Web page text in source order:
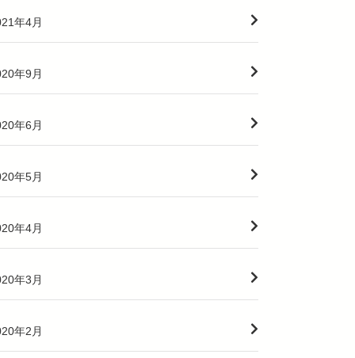
年4月
年9月
年6月
年5月
年4月
年3月
年2月